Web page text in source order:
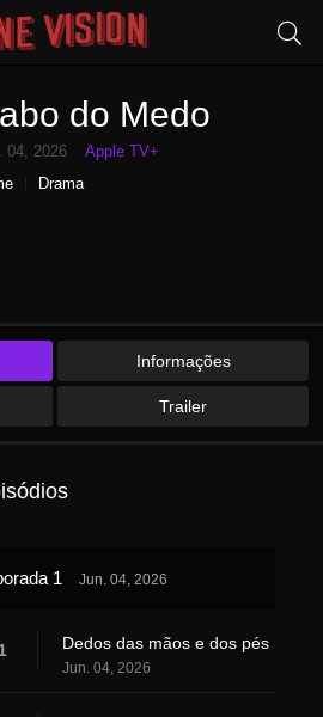
do Medo
04, 2026
Apple TV+
Drama
Informações
Trailer
1 Jun. 04, 2026
Dedos das mãos e dos pés
Jun. 04, 2026